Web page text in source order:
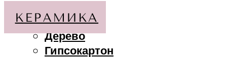
МАТЕРИАЛЫ
Дерево
Гипсокартон